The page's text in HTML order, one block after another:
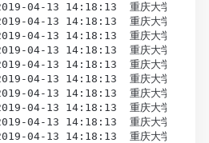
04-13 14:18:13  重庆大
04-13 14:18:13  重庆大
04-13 14:18:13  重庆大
04-13 14:18:13  重庆大
04-13 14:18:13  重庆大
04-13 14:18:13  重庆大
04-13 14:18:13  重庆大
04-13 14:18:13  重庆大
04-13 14:18:13  重庆大
04-13 14:18:13  重庆大